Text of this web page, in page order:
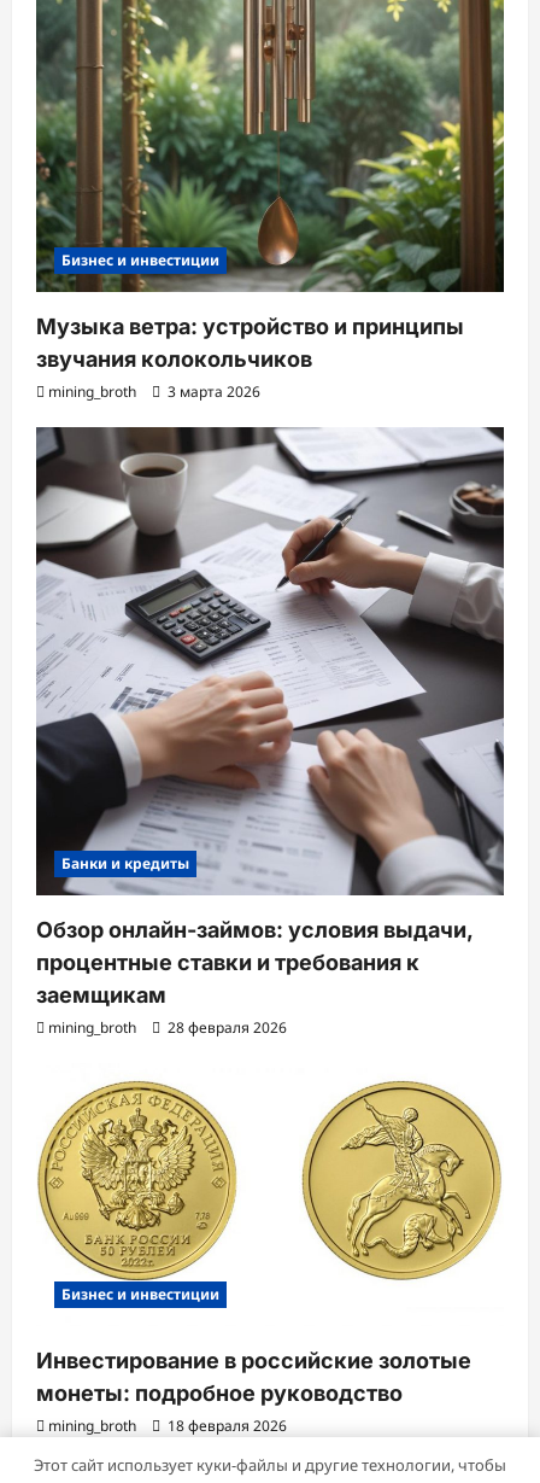
Бизнес и инвестиции
Музыка ветра: устройство и принципы
звучания колокольчиков
mining_broth 3 марта 2026
Банки и кредиты
Обзор онлайн-займов: условия выдачи,
процентные ставки и требования к
заемщикам
mining_broth 28 февраля 2026
Бизнес и инвестиции
Инвестирование в российские золотые
монеты: подробное руководство
mining_broth 18 февраля 2026
Этот сайт использует куки-файлы и другие технологии, чтобы